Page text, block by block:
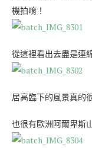
機拍唷！
從這裡看出去盡是連
居高臨下的風景真的
也很有歐洲阿爾卑斯